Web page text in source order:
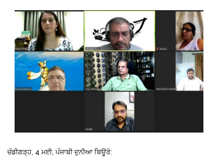
ਚੰਡੀਗੜ੍ਹ, 4 ਮਈ, ਪੰਜਾਬੀ ਦੁਨੀਆ ਬਿਊਰੋ: